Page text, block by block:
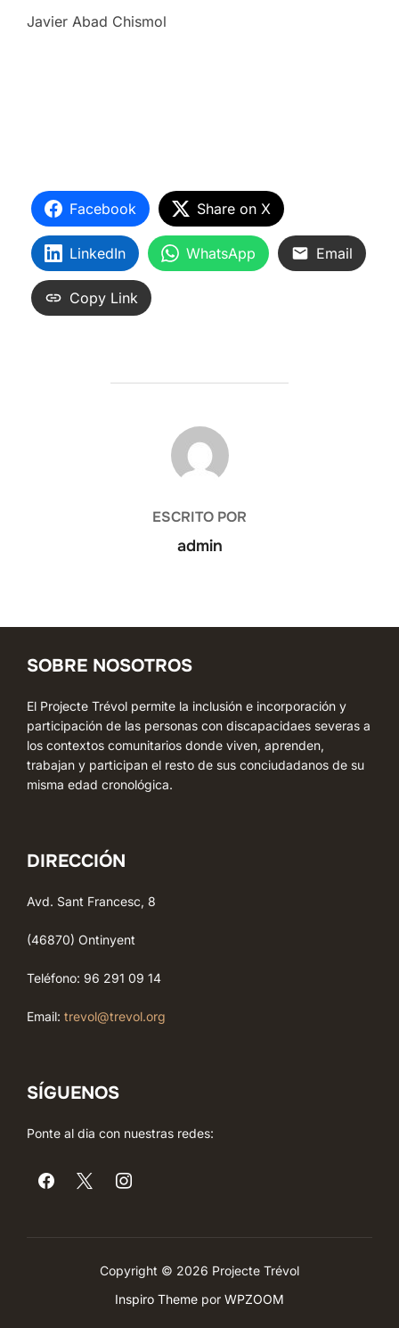
Javier Abad Chismol
Facebook Share on X
LinkedIn WhatsApp Email
Copy Link
AUTOR DE LA ENTRADA
ESCRITO POR
admin
SOBRE NOSOTROS
El Projecte Trévol permite la inclusión e incorporación y
participación de las personas con discapacidaes severas a
los contextos comunitarios donde viven, aprenden,
trabajan y participan el resto de sus conciudadanos de su
misma edad cronológica.
DIRECCIÓN
Avd. Sant Francesc, 8
(46870) Ontinyent
Teléfono: 96 291 09 14
Email: trevol@trevol.org
SÍGUENOS
Ponte al dia con nuestras redes:
Copyright © 2026 Projecte Trévol
Inspiro Theme por WPZOOM